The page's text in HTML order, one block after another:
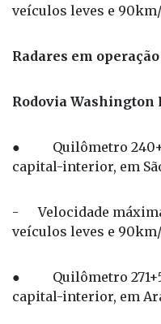
veículos leves e
Radares em
Rodovia Washington
● Quilômetro
capital-interior, em
- Velocidade
veículos leves e
● Quilômetro
capital-interior, em